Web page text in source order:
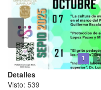
1 2
Detalles
Visto: 539